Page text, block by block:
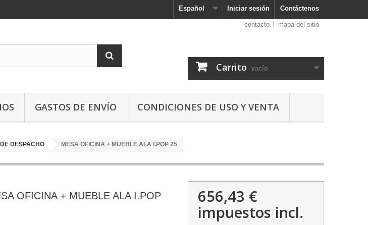
Contáctenos
Iniciar sesión
Español
contacto mapa del sitio
Carrito vacío
GASTOS DE ENVÍO CONDICIONES DE USO Y VENTA
DESPACHO MESA OFICINA + MUEBLE ALA I.POP 25
OFICINA + MUEBLE ALA I.POP
656,43 €
impuestos incl.